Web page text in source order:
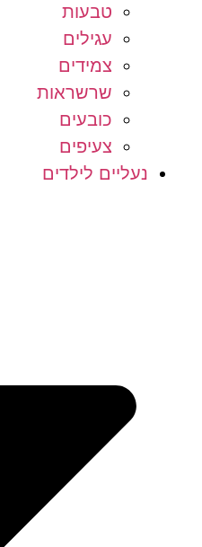
טבעות
עגילים
צמידים
שרשראות
כובעים
צעיפים
נעליים לילדים